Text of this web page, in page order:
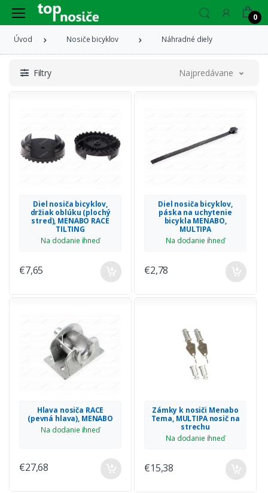
0
Úvod Nosiče bicyklov Náhradné diely
Filtry Najpredávanejšie
Diel nosiča bicyklov,
držiak oblúku (plochý
stred), MENABO RACE
TILTING
Na dodanie ihneď
€7,65
Diel nosiča bicyklov,
páska na uchytenie
bicykla MENABO,
MULTIPA
Na dodanie ihneď
€2,78
Hlava nosiča RACE
(pevná hlava), MENABO
Na dodanie ihneď
€27,68
Zámky k nosiči Menabo
Tema, MULTIPA nosič na
strechu
Na dodanie ihneď
€15,38